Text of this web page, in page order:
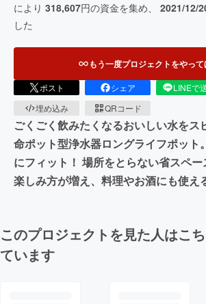
により 318,607円の資金を集め、 2021/12/
した
もう一度プロジェクトをやっ
ポスト シェア LINEで
埋め込み
QRコード
ごくごく飲みたくなるおいしい水をス
命ポット型浄水器ロングライフポット
にフィット！ 場所をとらない省スペ
楽しみ方が増え、料理やお酒にも使え
このプロジェクトを見た人はこ
ています